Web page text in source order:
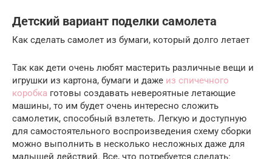
Детский вариант поделки самолета
Как сделать самолет из бумаги, который долго летает
Так как дети очень любят мастерить различные вещи и
игрушки из картона, бумаги и даже из спичечного
коробка готовы создавать невероятные летающие
машины, то им будет очень интересно сложить
самолетик, способный взлететь. Легкую и доступную
для самостоятельного воспроизведения схему сборки
можно выполнить в несколько несложных даже для
малышей действий. Все, что потребуется сделать: